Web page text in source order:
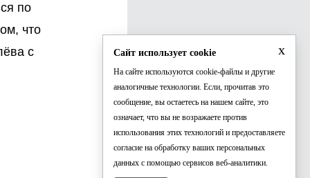
по
что
с
x
Сайт использует cookie
На сайте используются cookie-файлы и другие
аналогичные технологии. Если, прочитав это
сообщение, вы остаетесь на нашем сайте, это
означает, что вы не возражаете против
использования этих технологий и предоставляете
согласие на обработку ваших персональных
данных с помощью сервисов веб-аналитики.